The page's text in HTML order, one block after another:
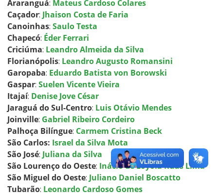
Araranguá: Mateus Cardoso Colares
Caçador: Jhaison Costa de Faria
Canoinhas: Saulo Testa
Chapecó: Éder Ferrari
Criciúma: Leandro Almeida da Silva
Florianópolis: Leandro Augusto Romansini
Garopaba: Eduardo Batista von Borowski
Gaspar: Suelen Vicente Vieira
Itajaí: Denise Jove César
Jaraguá do Sul-Centro: Luis Otávio Mendes
Joinville: Gabriel Ribeiro Cordeiro
Palhoça Bilíngue: Carmem Cristina Beck
São Carlos: Israel da Silva Mota
São José: Juliana da Silva
São Lourenço do Oeste: Inácio de Loyola Ruas Lima
São Miguel do Oeste: Juliano Daniel Boscatto
Tubarão: Leonardo Cardoso Gomes